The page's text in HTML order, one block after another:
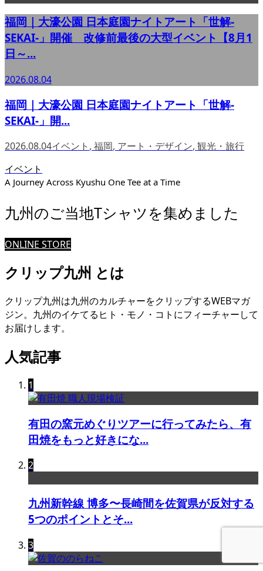
福岡｜大濠公園 日本庭園ナイトアート「世解-
SEKAI-」開催 改修前最後の大型イベント【8月1
日～...
2026.08.04
福岡｜大濠公園 日本庭園ナイトアート「世解-
SEKAI-」開...
2026.08.04イベント , 福岡, アート・デザイン, 観光・旅行
イベント
A Journey Across Kyushu One Tee at a Time
九州のご当地Tシャツを集めました
ONLINE STORE
クリップ九州 とは
クリップ九州は九州のカルチャーをクリップするWEBマガ
ジン。九州のイケてるヒト・モノ・コトにフィーチャーして
お届けします。
人気記事
1
有田の窯元めぐりツアーに行ってみたら、有
田焼をもっと好きにな...
2
九州新幹線 博多〜長崎間を佐賀県が反対する
5つのポイントとそ...
3